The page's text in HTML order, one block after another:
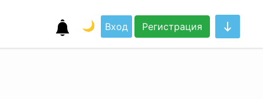
🌙 Вход Регистрация